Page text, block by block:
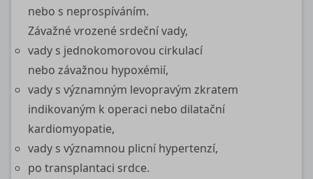
nebo s neprospíváním.
Závažné vrozené srdeční vady,
vady s jednokomorovou cirkulací
nebo závažnou hypoxémií,
vady s významným levopravým zkratem
indikovaným k operaci nebo dilatační
kardiomyopatie,
vady s významnou plicní hypertenzí,
po transplantaci srdce.